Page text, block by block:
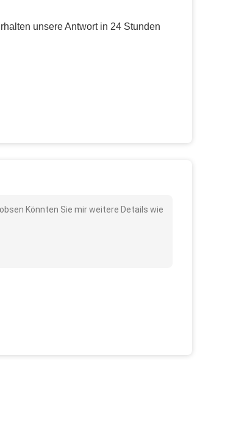
unsere Antwort in 24 Stunden
Könnten Sie mir weitere Details wie